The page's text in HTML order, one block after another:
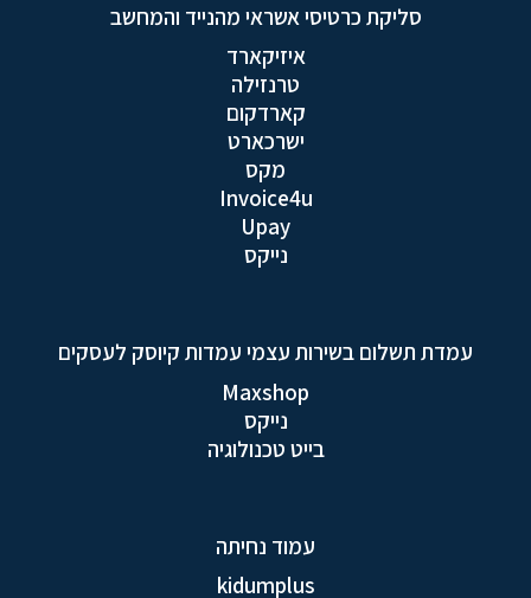
סליקת כרטיסי אשראי מהנייד והמחשב
איזיקארד
טרנזילה
קארדקום
ישרכארט
מקס
Invoice4u
Upay
נייקס
עמדת תשלום בשירות עצמי עמדות קיוסק לעסקים
Maxshop
נייקס
בייט טכנולוגיה
עמוד נחיתה
kidumplus